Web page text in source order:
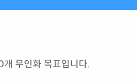
무인화 목표입니다.